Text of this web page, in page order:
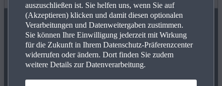
VERFÜGBARE NEUWAGEN
SERVICE & ZUBEHÖR
FREIE WERKSTÄTTEN
EVENTS
FAQ
HÄNDLER WERDEN
MAZDA FOLGEN
auszuschließen ist. Sie helfen uns, wenn Sie auf
(Akzeptieren) klicken und damit diesen optionalen
Verarbeitungen und Datenweitergaben zustimmen.
Sie können Ihre Einwilligung jederzeit mit Wirkung
für die Zukunft in Ihrem Datenschutz-Präferenzcenter
widerrufen oder ändern. Dort finden Sie zudem
weitere Details zur Datenverarbeitung.